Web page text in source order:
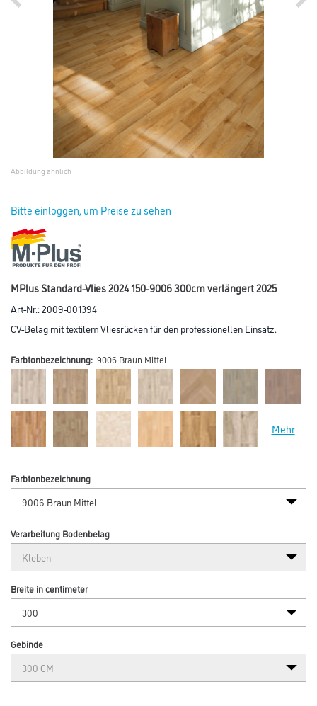
Abbildung ähnlich
Bitte einloggen, um Preise zu sehen
MPlus Standard-Vlies 2024 150-9006 300cm verlängert 2025
Art-Nr.:2009-001394
CV-Belag mit textilem Vliesrücken für den professionellen Einsatz.
Farbtonbezeichnung: 9006 Braun Mittel
Mehr
Farbtonbezeichnung
Verarbeitung Bodenbelag
Breite in centimeter
Gebinde